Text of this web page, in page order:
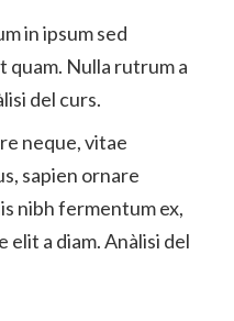
in ipsum sed
quam. Nulla rutrum a
del curs.
neque, vitae
sapien ornare
nibh fermentum ex,
a diam. Anàlisi del